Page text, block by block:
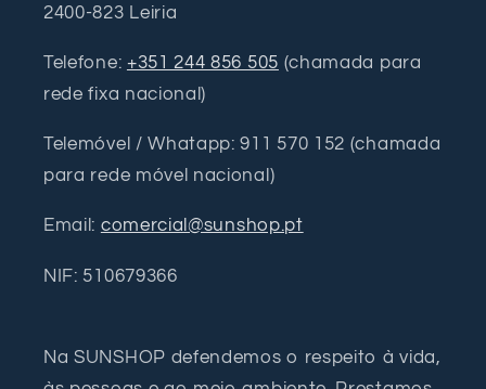
2400-823 Leiria
Telefone: +351 244 856 505 (chamada para
rede fixa nacional)
Telemóvel / Whatapp: 911 570 152 (chamada
para rede móvel nacional)
Email: comercial@sunshop.pt
NIF: 510679366
Na SUNSHOP defendemos o respeito à vida,